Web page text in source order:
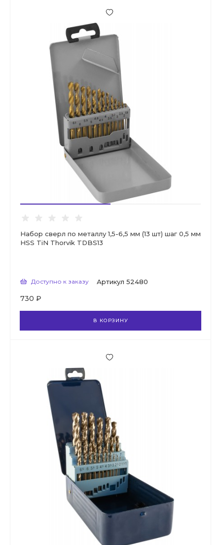
Набор сверл по металлу 1,5-6,5 мм (13 шт) шаг 0,5 мм
HSS TiN Thorvik TDBS13
Доступно к заказу Артикул 52480
730 ₽
В КОРЗИНУ